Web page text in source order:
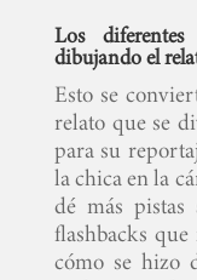
Los
dibujando el
Esto se
relato que se
para su
la chica en la
dé más pistas
flashbacks
cómo se hizo